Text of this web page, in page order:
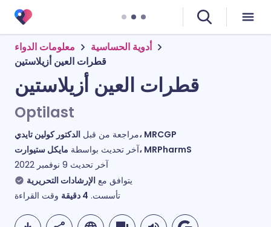
معلومات الدواء
أدوية الحساسية
قطرات العين أزيلاستين
قطرات العين أزيلاستين
Optilast
مراجعة من قبلالدكتور كولين تايدي، MRCGP
آخر تحديث بواسطةمايكل ستيوارت، MRPharmS
آخر تحديث 9 نوفمبر 2022
يتوافق مع الإرشادات التحريرية
تأسست. 4 دقيقة وقت القراءة